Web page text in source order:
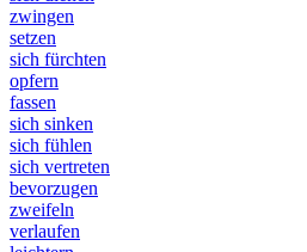
zwingen
setzen
sich fürchten
opfern
fassen
sich sinken
sich fühlen
sich vertreten
bevorzugen
zweifeln
verlaufen